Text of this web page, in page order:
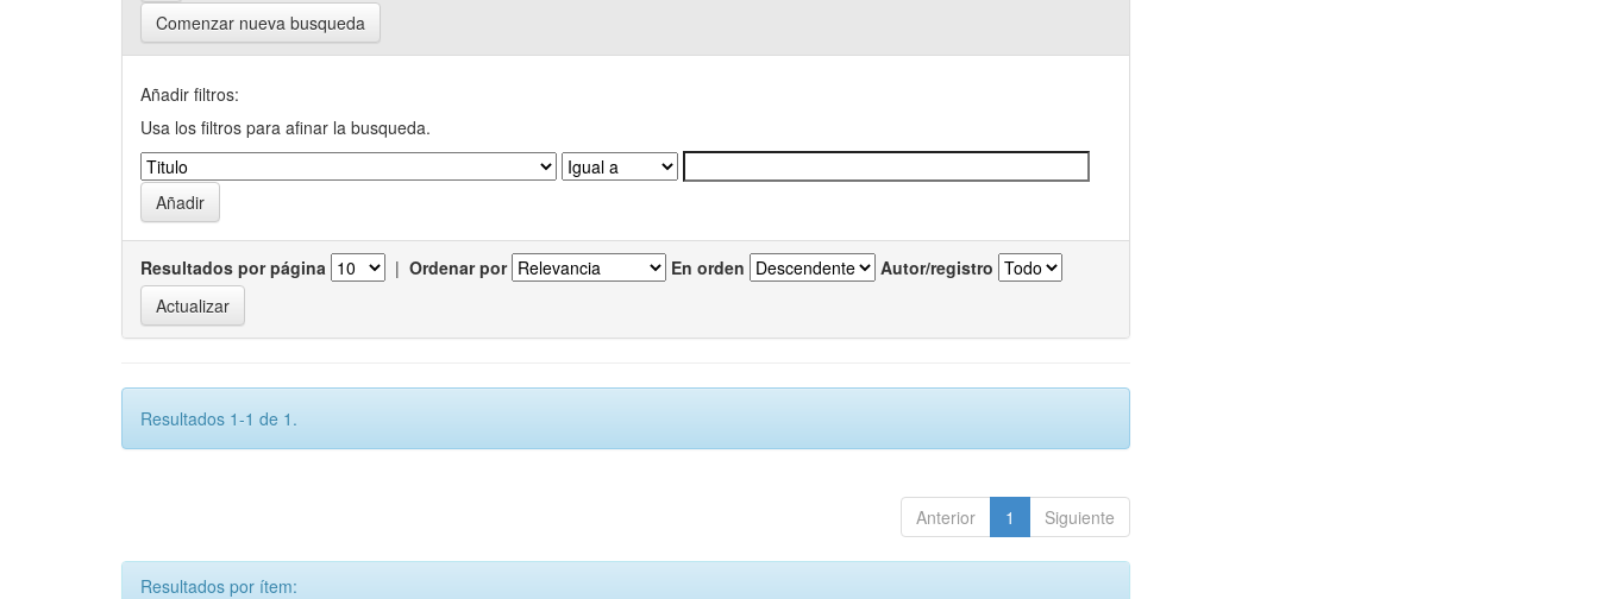
Comenzar nueva busqueda
Añadir filtros:
Usa los filtros para afinar la busqueda.
Resultados por página | Ordenar por En orden Autor/registro
Resultados 1-1 de 1.
Anterior 1 Siguiente
Resultados por ítem: